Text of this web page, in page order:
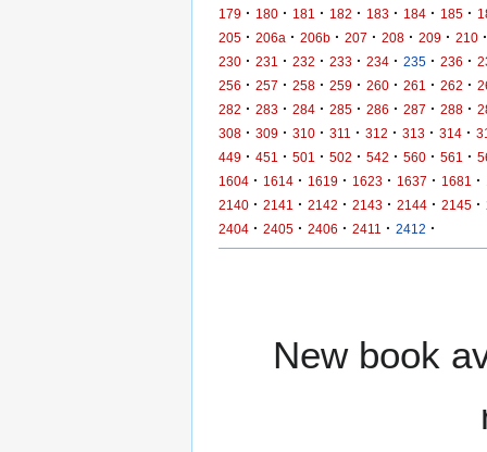
179 · 180 · 181 · 182 · 183 · 184 · 185 ·
205 · 206a · 206b · 207 · 208 · 209 · 210 ·
230 · 231 · 232 · 233 · 234 · 235 · 236 ·
256 · 257 · 258 · 259 · 260 · 261 · 262 ·
282 · 283 · 284 · 285 · 286 · 287 · 288 ·
308 · 309 · 310 · 311 · 312 · 313 · 314 ·
449 · 451 · 501 · 502 · 542 · 560 · 561 ·
1604 · 1614 · 1619 · 1623 · 1637 · 1681 ·
2140 · 2141 · 2142 · 2143 · 2144 · 2145 ·
2404 · 2405 · 2406 · 2411 · 2412 ·
New book